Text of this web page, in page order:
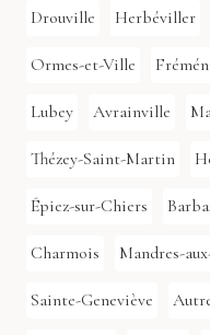
Drouville Herbéviller
Ormes-et-Ville
Lubey Avrainville
Thézey-Saint-Martin
Épiez-sur-Chiers
Charmois Mandres-
Sainte-Geneviève